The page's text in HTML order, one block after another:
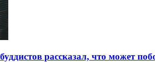
рассказал, что может